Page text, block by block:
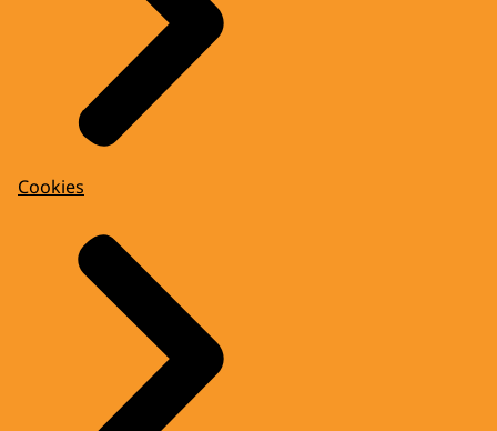
Cookies